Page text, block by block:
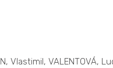
Vlastimil, VALENTOVÁ,